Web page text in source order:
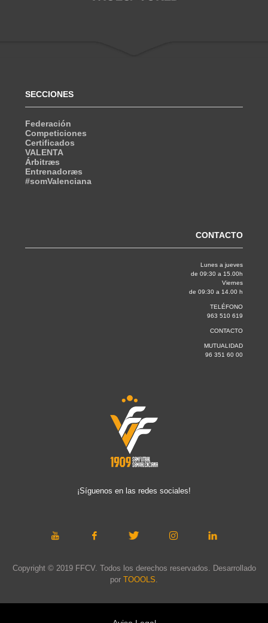
SECCIONES
Federación
Competiciones
Certificados
VALENTA
Árbitræs
Entrenadoræs
#somValenciana
CONTACTO
Lunes a jueves
de 09:30 a 15.00h
Viernes
de 09:30 a 14.00 h
TELÉFONO
963 510 619
CONTACTO
MUTUALIDAD
96 351 60 00
¡Síguenos en las redes sociales!
Copyright © 2019 FFCV. Todos los derechos reservados. Desarrollado
por TOOOLS